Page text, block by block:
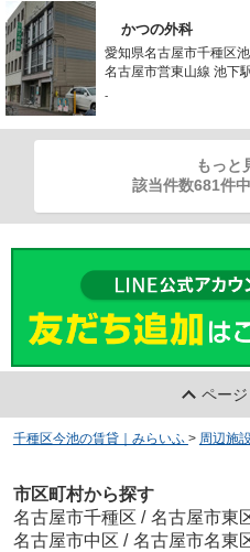
かつの外科
愛知県名古屋市千種区
名古屋市営東山線 池下
-
もっと
該当件数681件
ペー
千種区今池の賃貸｜みらいふ > 周辺施
市区町村から探す
名古屋市千種区 / 名古屋市東
名古屋市中区 / 名古屋市名東